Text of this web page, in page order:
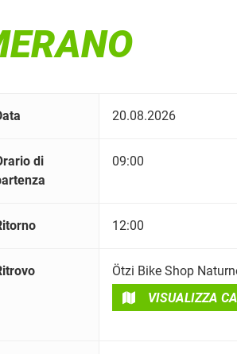
20.08.2026
di
09:00
12:00
Ötzi Bike Shop
VISUALIZZA